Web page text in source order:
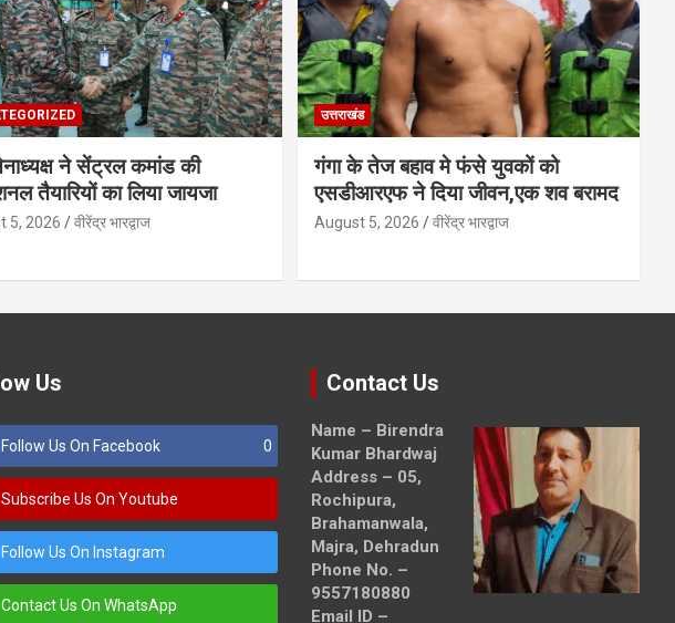
ने सेंट्रल कमांड की
तैयारियों का लिया जायजा
5, 2026 वीरेंद्र भारद्वाज
उत्तराखंड
गंगा के तेज बहाव मे फंसे युवकों को
एसडीआरएफ ने दिया जीवन,एक शव बरामद
August 5, 2026 वीरेंद्र भारद्वाज
Us
Follow Us On Facebook 0
Subscribe Us On Youtube
Follow Us On Instagram
Contact Us On WhatsApp
Contact Us
Name – Birendra
Kumar Bhardwaj
Address – 05,
Rochipura,
Brahamanwala,
Majra, Dehradun
Phone No. –
9557180880
Email ID –